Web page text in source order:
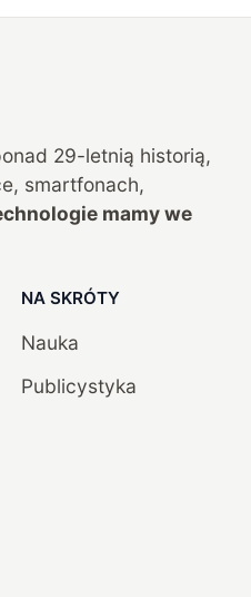
29-letnią historią,
smartfonach,
mamy we
NA SKRÓTY
Nauka
Publicystyka